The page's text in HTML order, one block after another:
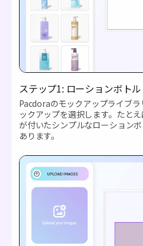
ステップ1: ローションボト
Pacdoraのモックアップライブ
ックアップを選択します。たと
が付いたシンプルなローション
あります。